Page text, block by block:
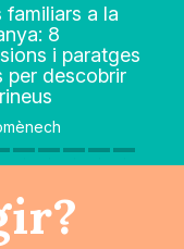
familiars a la
8
i paratges
per descobrir